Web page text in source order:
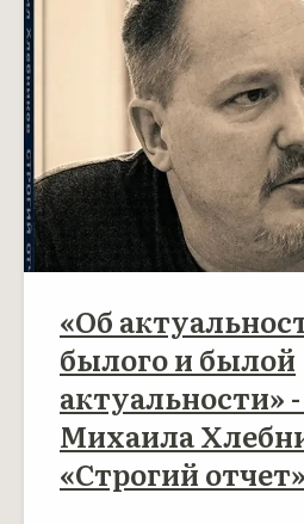
«Об
былого и былой
актуальности»
Михаила
«Строгий отчет»